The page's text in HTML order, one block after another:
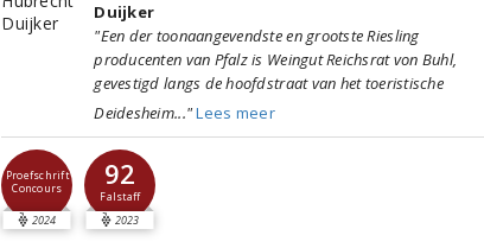
Duijker
"Een der toonaangevendste en grootste Riesling
producenten van Pfalz is Weingut Reichsrat von Buhl,
gevestigd langs de hoofdstraat van het toeristische
Deidesheim..."Lees meer
Proefschrift
Concours
2024
92
Falstaff
2023